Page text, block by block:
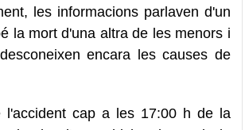
les informacions parlaven d'un
la mort d'una altra de les menors i
encara les causes de
l'accident cap a les 17:00 h de la